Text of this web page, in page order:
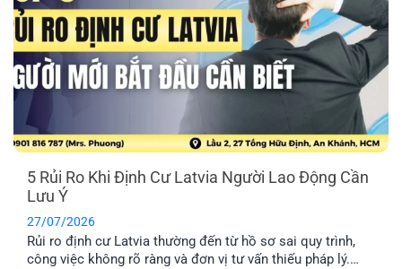
5 Rủi Ro Khi Định Cư Latvia Người Lao Động Cần
Lưu Ý
27/07/2026
Rủi ro định cư Latvia thường đến từ hồ sơ sai quy trình,
công việc không rõ ràng và đơn vị tư vấn thiếu pháp lý.